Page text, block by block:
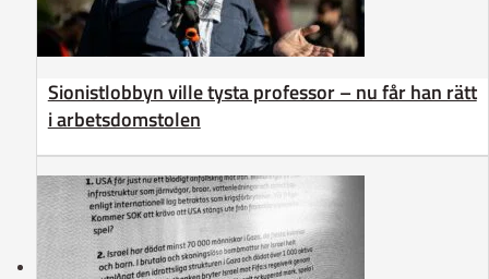
Sionistlobbyn ville tysta professor – nu får han rätt
i arbetsdomstolen